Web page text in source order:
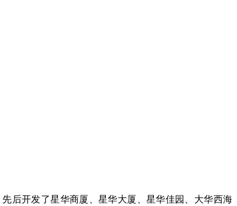
后开发了星华商厦、星华大厦、星华佳园、大华西海